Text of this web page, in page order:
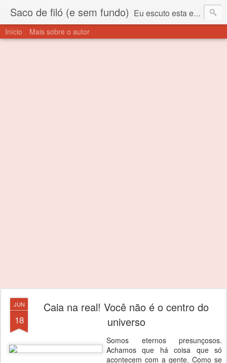
Saco de filó (e sem fundo) Eu escuto esta expressão "saco de filó" desde criança. Para quem não sabe, filó é um tecido todo furadinho e permite que um saco feito com ele, mesmo que muito exposto ao ar soprado para dentro, nunca vai se encher. Aí está o propósito deste nome... Para viver em sociedade tem que ter saco de filó.
Início Mais sobre o autor
JUN
18
Caia na real! Você não é o centro do
universo
Somos eternos presunçosos.
Achamos que há coisa que só
acontecem com a gente. Como se